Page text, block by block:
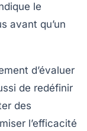
le
avant qu’un
d’évaluer
de redéfinir
des
l’efficacité